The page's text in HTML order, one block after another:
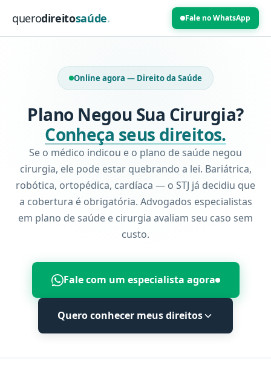
querodireitosaúde. Fale no WhatsApp
Online agora — Direito da Saúde
Plano Negou Sua Cirurgia?
Conheça seus direitos.
Se o médico indicou e o plano de saúde negou
cirurgia, ele pode estar quebrando a lei. Bariátrica,
robótica, ortopédica, cardíaca — o STJ já decidiu que
a cobertura é obrigatória. Advogados especialistas
em plano de saúde e cirurgia avaliam seu caso sem
custo.
Fale com um especialista agora
Quero conhecer meus direitos